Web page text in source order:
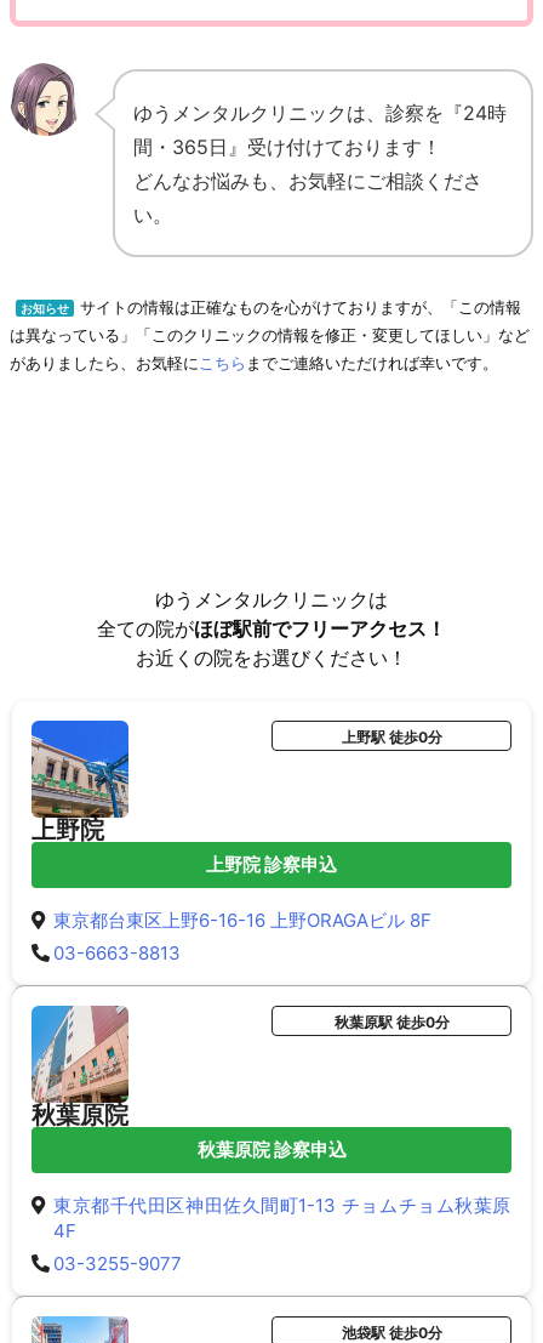
ゆうメンタルクリニックは、診察を『24時
間・365日』受け付けております！
どんなお悩みも、お気軽にご相談くださ
い。
お知らせ
サイトの情報は正確なものを心がけておりますが、「この情報
は異なっている」「このクリニックの情報を修正・変更してほしい」など
がありましたら、お気軽に こちら までご連絡いただければ幸いです。
ゆうメンタルクリニックは
全ての院がほぼ駅前でフリーアクセス！
お近くの院をお選びください！
上野院
上野駅 徒歩0分
上野院 診察申込
東京都台東区上野6-16-16 上野ORAGAビル 8F
03-6663-8813
秋葉原院
秋葉原駅 徒歩0分
秋葉原院 診察申込
東京都千代田区神田佐久間町1-13 チョムチョム秋葉原
4F
03-3255-9077
池袋駅 徒歩0分